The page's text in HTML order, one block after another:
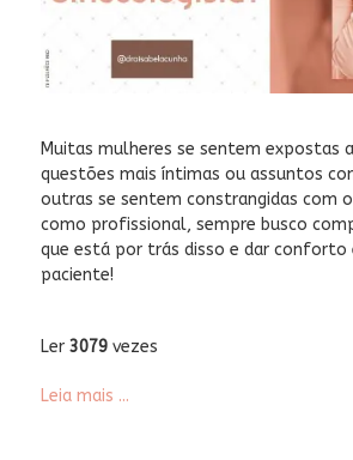
Muitas mulheres se sentem expostas
questões mais íntimas ou assuntos
outras se sentem constrangidas com
como profissional, sempre busco
que está por trás disso e dar conforto
paciente!
Ler 3079 vezes
Leia mais ...